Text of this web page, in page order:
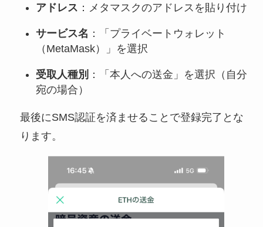
アドレス ：メタマスクのアドレスを貼り付け
サービス名 ：「プライベートウォレット
（MetaMask）」を選択
受取人種別 ：「本人への送金」を選択（自分
宛の場合）
最後にSMS認証を済ませることで登録完了とな
ります。